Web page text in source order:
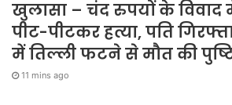
खुलासा – चंद रुपयों के विवाद
पीट-पीटकर हत्या, पति
में तिल्ली फटने से मौत की
11 mins ago